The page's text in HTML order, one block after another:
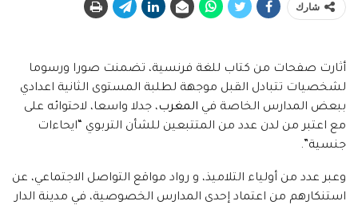
شارك
أثارت صفحات من كتاب للغة فرنسية، تضمنت صورا ورسوما
لشخصيات تتبادل القبل موجهة لطلبة المستوى الثانية اعدادي
ببعض المدارس الخاصة في المغرب، جدلا واسعا، لاحتوائه على
مع اعتبر من لدن عدد من المتتبعين للشأن التربوي “ايحاءات
جنسية”.
وعبر عدد من أولياء التلاميذ، و رواد مواقع التواصل الاجتماعي، عن
استنكارهم من اعتماد إحدى المدارس الخصوصية، في مدينة الدار